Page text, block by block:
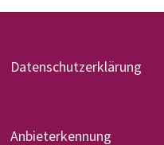
Datenschutzerklärung
Anbieterkennung